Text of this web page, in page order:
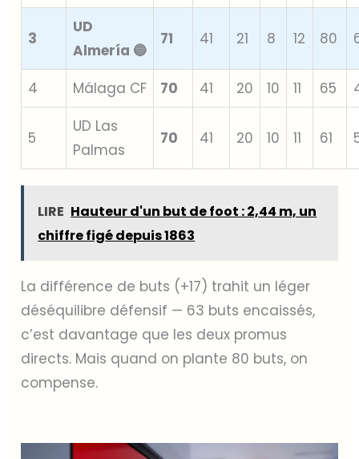
3
UD
Almería 🔵
71 41 21 8 12 80
4 Málaga CF 70 41 20 10 11 65
5
UD Las
Palmas
70 41 20 10 11 61
LIRE Hauteur d'un but de foot : 2,44 m, un
chiffre figé depuis 1863
La différence de buts (+17) trahit un léger
déséquilibre défensif — 63 buts encaissés,
c’est davantage que les deux promus
directs. Mais quand on plante 80 buts, on
compense.